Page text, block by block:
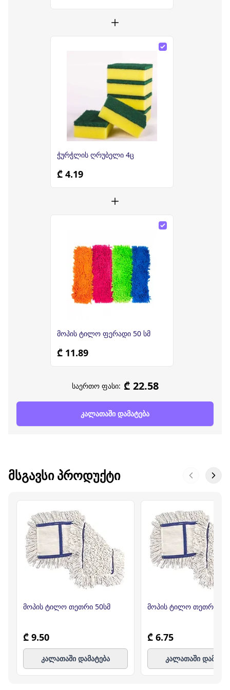
ჭურჭლის ღრუბელი 4ც
₾ 4.19
მოპის ტილო ფერადი 50 სმ
₾ 11.89
საერთო ფასი: ₾ 22.58
კალათაში დამატება
ᲛᲡᲒᲐᲕᲡᲘ ᲞᲠᲝᲓᲣᲥᲢᲘ
მოპის ტილო თეთრი 50სმ
₾ 9.50
კალათაში დამატება
მოპის ტილო თეთრი
₾ 6.75
კალათაში